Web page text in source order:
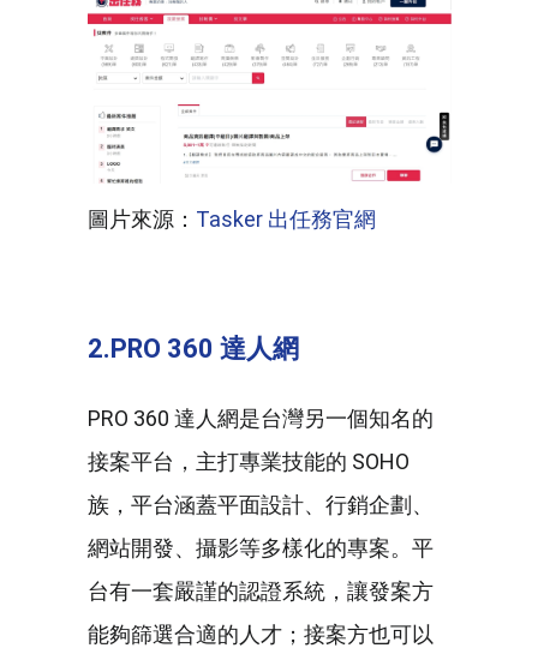
圖片來源： Tasker 出任務官網
2.PRO 360 達人網
PRO 360 達人網是台灣另一個知名的
接案平台，主打專業技能的 SOHO
族，平台涵蓋平面設計、行銷企劃、
網站開發、攝影等多樣化的專案。平
台有一套嚴謹的認證系統，讓發案方
能夠篩選合適的人才；接案方也可以